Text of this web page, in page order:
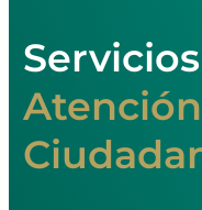
Atención